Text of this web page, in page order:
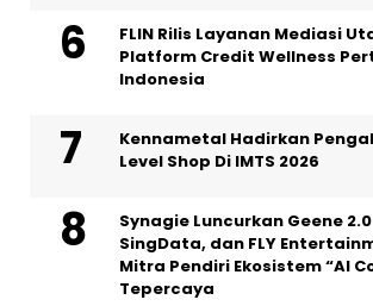
FLIN Rilis Layanan Mediasi
Platform Credit Wellness
Indonesia
Kennametal Hadirkan
Level Shop Di IMTS 2026
Synagie Luncurkan Geene
SingData, dan FLY
Mitra Pendiri Ekosistem “AI
Tepercaya